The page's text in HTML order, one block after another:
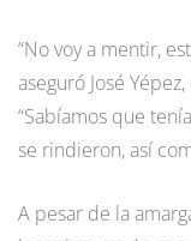
“No voy a mentir,
aseguró José
“Sabíamos que
se rindieron, así
A pesar de la